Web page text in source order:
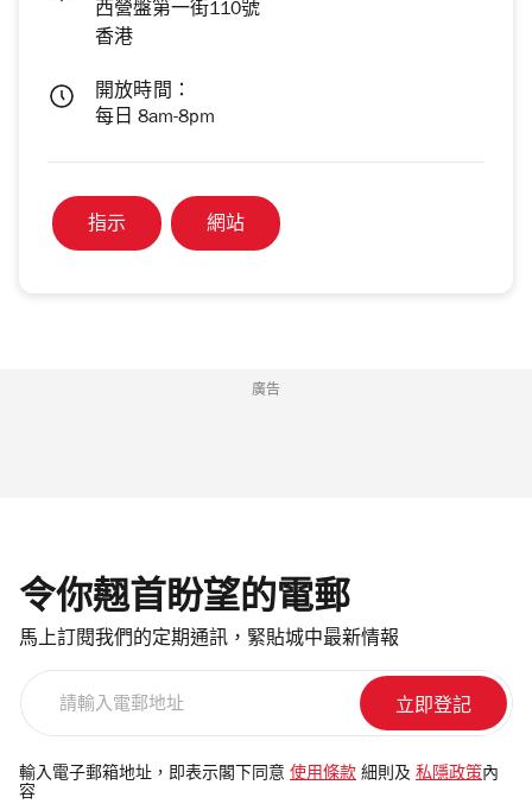
西營盤第一街110號
香港
開放時間：
每日 8am-8pm
指示 網站
廣告
令你翹首盼望的電郵
馬上訂閱我們的定期通訊，緊貼城中最新情報
電
郵
輸入電子郵箱地址，即表示閣下同意 使用條款 細則及 私隱政策 內
容